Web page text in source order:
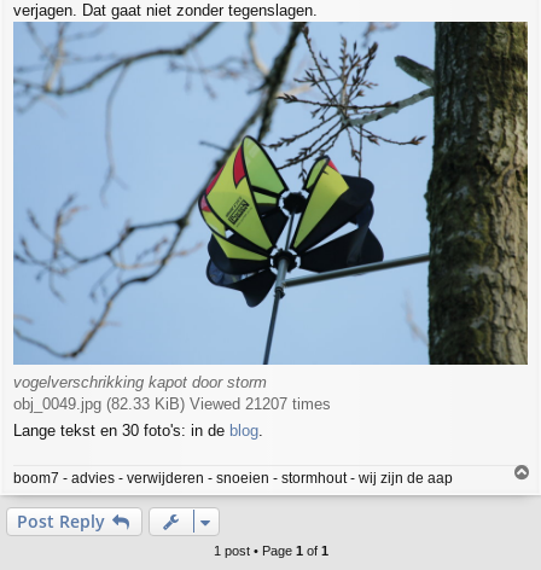
verjagen. Dat gaat niet zonder tegenslagen.
vogelverschrikking kapot door storm
obj_0049.jpg (82.33 KiB) Viewed 21207 times
Lange tekst en 30 foto's: in de blog.
boom7 - advies - verwijderen - snoeien - stormhout - wij zijn de aap
o
Post Reply
1 post • Page 1of 1